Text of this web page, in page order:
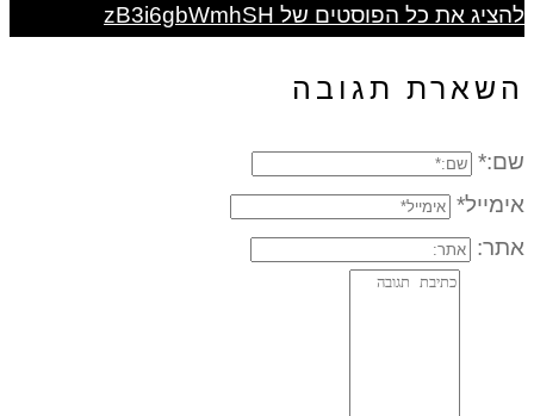
להציג את כל הפוסטים של zB3i6gbWmhSH
השארת תגובה
שם:*
אימייל*
אתר: